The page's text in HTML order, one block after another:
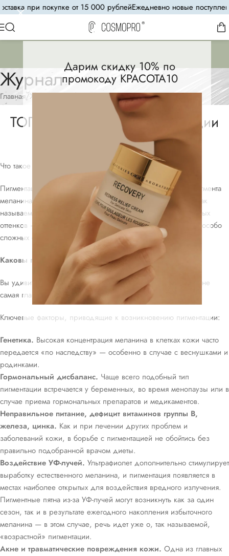
Дарим скидку 10% по
промокоду КРАСОТА10
при покупке от 15 000 рублейЕжедневно новые поступления
Журнал
Главная Журнал
ЖУРНАЛ, СОВЕТЫ
ТОП средств против пигментации
On 23.11.2021
Что такое пигментация?
Пигментация — это проявление избыточного количества пигмента
меланина. Чаще всего, она проявляется локально в виде так
называемых «пятен». Пигментные пятна бывают самых разных
оттенков — от «классических» коричневых до синюшных в особо
сложных случаях.
Каковы причины возникновения пигментации?
Вы удивитесь, но воздействие солнечных лучей — далеко не
самая главная причина возникновения пигментных пятен.
Ключевые факторы, приводящие к возникновению пигментации:
Генетика. Высокая концентрация меланина в клетках кожи часто
передается «по наследству» — особенно в случае с веснушками и
родинками.
Гормональный дисбаланс. Чаще всего подобный тип
пигментации встречается у беременных, во время менопаузы или в
случае приема гормональных препаратов и медикаментов.
Неправильное питание, дефицит витаминов группы В,
железа, цинка. Как и при лечении других проблем и
заболеваний кожи, в борьбе с пигментацией не обойтись без
правильно подобранной врачом диеты.
Воздействие УФ-лучей. Ультрафиолет дополнительно стимулирует
выработку естественного меланина, и пигментация появляется в
местах наиболее открытых для воздействия вредного излучения.
Пигментные пятна из-за УФ-лучей могут возникнуть как за один
сезон, так и в результате ежегодного накопления избыточного
меланина — в этом случае, речь идет уже о, так называемой,
«возрастной» пигментации.
Акне и травматические повреждения кожи. Одна из главных